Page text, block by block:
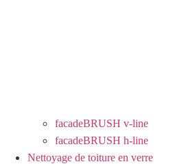
facadeBRUSH v-line
facadeBRUSH h-line
Nettoyage de toiture en verre